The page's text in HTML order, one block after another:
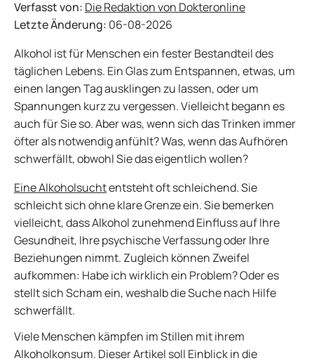
Verfasst von: Die Redaktion von Dokteronline
Letzte Änderung: 06-08-2026
Alkohol ist für Menschen ein fester Bestandteil des
täglichen Lebens. Ein Glas zum Entspannen, etwas, um
einen langen Tag ausklingen zu lassen, oder um
Spannungen kurz zu vergessen. Vielleicht begann es
auch für Sie so. Aber was, wenn sich das Trinken immer
öfter als notwendig anfühlt? Was, wenn das Aufhören
schwerfällt, obwohl Sie das eigentlich wollen?
Eine Alkoholsuchtentsteht oft schleichend. Sie
schleicht sich ohne klare Grenze ein. Sie bemerken
vielleicht, dass Alkohol zunehmend Einfluss auf Ihre
Gesundheit, Ihre psychische Verfassung oder Ihre
Beziehungen nimmt. Zugleich können Zweifel
aufkommen: Habe ich wirklich ein Problem? Oder es
stellt sich Scham ein, weshalb die Suche nach Hilfe
schwerfällt.
Viele Menschen kämpfen im Stillen mit ihrem
Alkoholkonsum. Dieser Artikel soll Einblick in die